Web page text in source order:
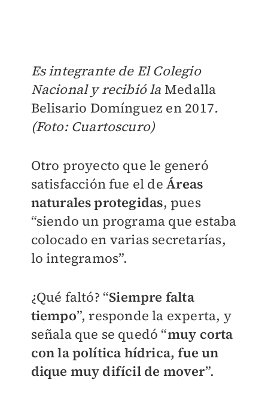
Es integrante de El Colegio
Nacional y recibió la Medalla
Belisario Domínguez en 2017.
(Foto: Cuartoscuro)
Otro proyecto que le generó
satisfacción fue el deÁreas
naturales protegidas, pues
“siendo un programa que estaba
colocado en varias secretarías,
lo integramos”.
¿Qué faltó? “Siempre falta
tiempo”, responde la experta, y
señala que se quedó “muy corta
con la política hídrica, fue un
dique muy difícil de mover”.